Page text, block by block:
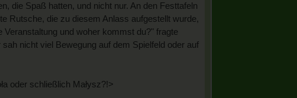
die Spaß hatten, und nicht nur. An den Festtafeln
Rutsche, die zu diesem Anlass aufgestellt wurde,
Veranstaltung und woher kommst du?" fragte
nicht viel Bewegung auf dem Spielfeld oder auf
oder schließlich Małysz?!>